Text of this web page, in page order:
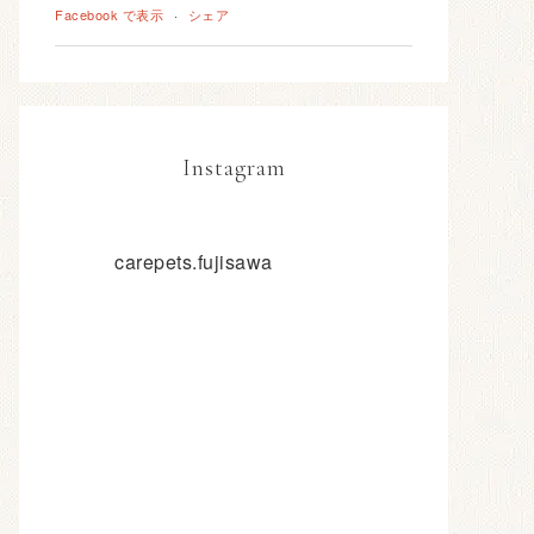
Facebook で表示 · シェア
Instagram
carepets.fujisawa